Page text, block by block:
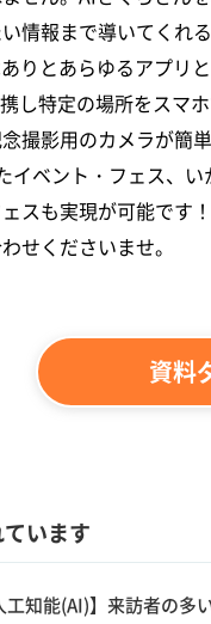
情報まで導いてくれ
りとあらゆるアプリ
し特定の場所をスマ
撮影用のカメラが簡
イベント・フェス、
スも実現が可能です
せくださいませ。
資料
います
工知能(AI)】来訪者の多